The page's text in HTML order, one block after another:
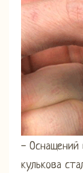
- Оснащений
кулькова